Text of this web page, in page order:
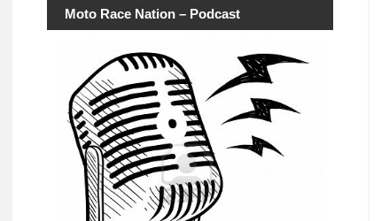
Moto Race Nation – Podcast